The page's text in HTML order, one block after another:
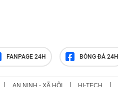
FANPAGE 24H BÓNG ĐÁ 24H
AN NINH - XÃ HỘI HI-TECH